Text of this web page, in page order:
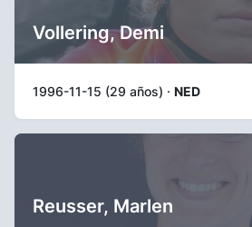
Vollering, Demi
1996-11-15 (29 años) · NED
Reusser, Marlen